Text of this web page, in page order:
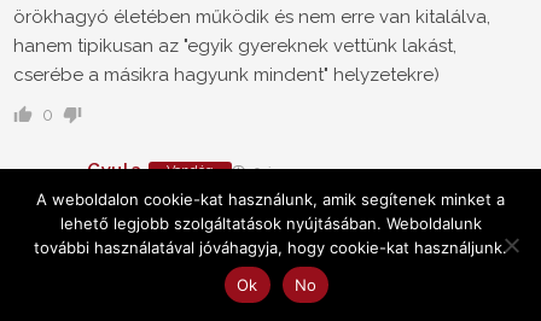
örökhagyó életében működik és nem erre van kitalálva,
hanem tipikusan az "egyik gyereknek vettünk lakást,
cserébe a másikra hagyunk mindent" helyzetekre)
0
Gyula Vendég 9 éve
@Tallérosi Zebulon
Azert ez kisse csucskos velemeny...
Nem kellene egy kalap ala venni egy drogos, munkakerulo,
felelotlen gyereket egy kulfoldon HUF-ban milliokat kereso
A weboldalon cookie-kat használunk, amik segítenek minket a
lehető legjobb szolgáltatások nyújtásában. Weboldalunk
további használatával jóváhagyja, hogy cookie-kat használjunk.
Ok
No